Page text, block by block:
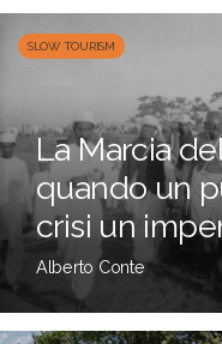
La Marcia
quando un
crisi un
Alberto Conte
SLOW TOURISM